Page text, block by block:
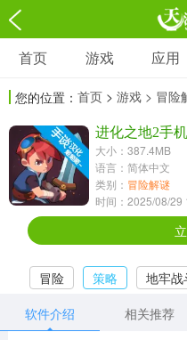
游戏
3697款应用
休闲益智
13387款应用
1072款应用
音乐舞蹈
首页 游戏 应用
您的位置： 首页 > 游戏 > 冒险
进化之地2手
大小：387.4MB
语言：简体中文
类别： 冒险解谜
时间：2025/08/29
冒险 策略 地牢战
软件介绍
相关推荐